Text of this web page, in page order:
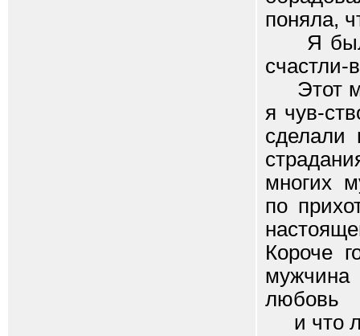
поняла,
Я была
счастли-
Этот
я чув-
многих
по
Короче
мужчина
любовь
и что